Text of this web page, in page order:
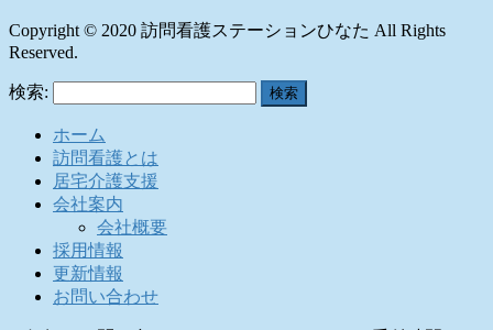
Copyright © 2020 訪問看護ステーションひなた All Rights
Reserved.
検索:
ホーム
訪問看護とは
居宅介護支援
会社案内
会社概要
採用情報
更新情報
お問い合わせ